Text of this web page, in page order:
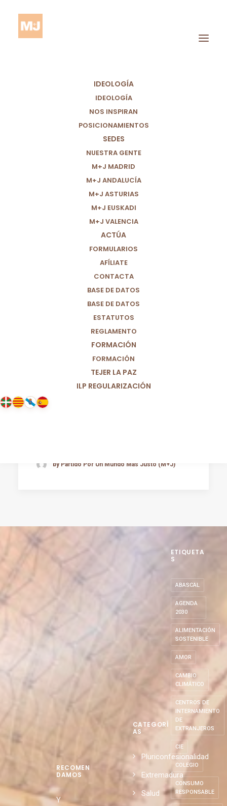
IDEOLOGÍA
IDEOLOGÍA
NOS INSPIRAN
POSICIONAMIENTOS
SEDES
NUESTRA GENTE
M+J MADRID
M+J ANDALUCÍA
M+J ASTURIAS
M+J EUSKADI
M+J VALENCIA
ACTÚA
FORMULARIOS
AFÍLIATE
CONTACTA
BASE DE DATOS
BASE DE DATOS
ESTATUTOS
REGLAMENTO
FORMACIÓN
FORMACIÓN
TEJER LA PAZ
ILP REGULARIZACIÓN
Islas Canarias
by Partido Por Un Mundo Más Justo (M+J)
RECOMEN
DAMOS
Y
CATEGORÍ
AS
Pluriconfesionalidad
Extremadura
Salud
ETIQUETA
S
ABASCAL
AGENDA
2030
ALIMENTACIÓN
SOSTENIBLE
AMOR
CAMBIO
CLIMÁTICO
CENTROS DE
INTERNAMIENTO
DE
EXTRANJEROS
CIE
COLEGIO
CONSUMO
RESPONSABLE